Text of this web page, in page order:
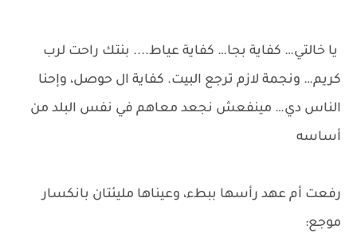
يا خالتي… كفاية بجا… كفاية عياط.... بنتك راحت لرب
كريم… ونجمة لازم ترجع البيت. كفاية ال حوصل، وإحنا
الناس دي… مينفعش نجعد معاهم في نفس البلد من
أساسه
رفعت أم عهد رأسها ببطء، وعيناها مليئتان بانكسار
موجع: